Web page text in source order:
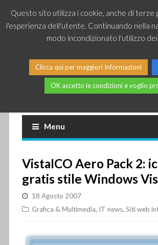
Piccole news dal mondo IT
Menu
VistaICO Aero Pack 2:
gratis stile Windows
18 Agosto 2007
Grafica & Multimedia, IT news, Siti web
Questo sito utilizza i cookie, anche di terze
l'esperienza dell'utente. Continuando nella
modo incondizionato l'utilizzo
Clicca qui per maggiori Informazioni
OK accetto le condizioni e voglio